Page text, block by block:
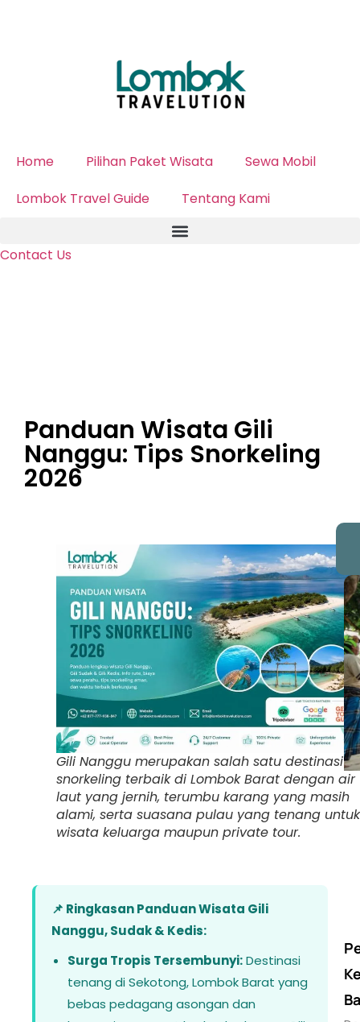
Home Pilihan Paket Wisata
Sewa Mobil
Lombok Travel Guide
Tentang Kami
Contact Us
Panduan Wisata Gili
Nanggu: Tips Snorkeling
2026
Gili Nanggu merupakan salah satu destinasi
snorkeling terbaik di Lombok Barat dengan air
laut yang jernih, terumbu karang yang masih
alami, serta suasana pulau yang tenang untuk
wisata keluarga maupun private tour.
📌 Ringkasan Panduan Wisata Gili
Nanggu, Sudak & Kedis:
Surga Tropis Tersembunyi:Destinasi
tenang di Sekotong, Lombok Barat yang
bebas pedagang asongan dan